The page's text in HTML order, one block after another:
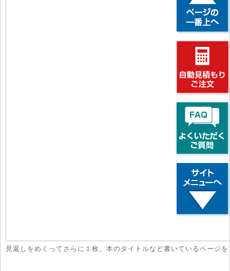
見返しをめくってさらに１枚。本のタイトルなど書いているページ